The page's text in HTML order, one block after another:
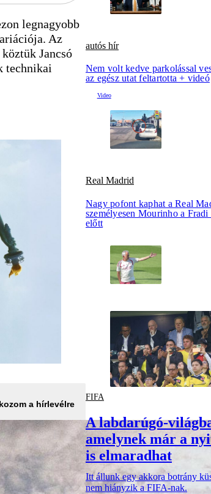
legnagyobb
Az
Jancsó
technikai
a hírlevélre
autós hír
Nem volt kedve parkolással
az egész utat feltartotta + videó
Real Madrid
Nagy pofont kaphat a Real
személyesen Mourinho a Fradi
előtt
FIFA
A labdarúgó-
amelynek már a
is elmaradhat
Itt állunk egy akkora botrány
nem hiányzik a FIFA-nak.